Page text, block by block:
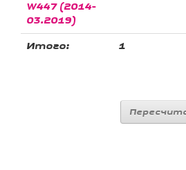
W447 (2014-
03.2019)
Итого: 1